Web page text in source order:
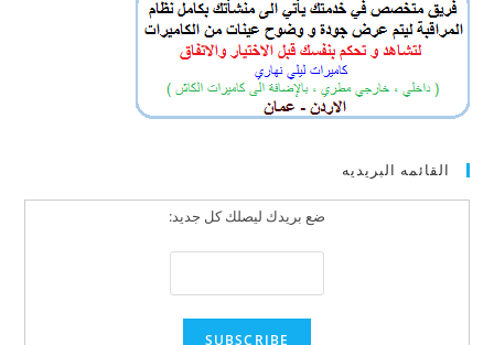
القائمه البريديه
ضع بريدك ليصلك كل جديد: